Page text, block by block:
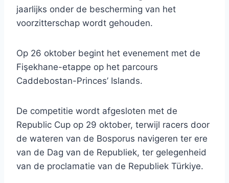
jaarlijks onder de bescherming van het
voorzitterschap wordt gehouden.
Op 26 oktober begint het evenement met de
Fişekhane-etappe op het parcours
Caddebostan-Princes’ Islands.
De competitie wordt afgesloten met de
Republic Cup op 29 oktober, terwijl racers door
de wateren van de Bosporus navigeren ter ere
van de Dag van de Republiek, ter gelegenheid
van de proclamatie van de Republiek Türkiye.